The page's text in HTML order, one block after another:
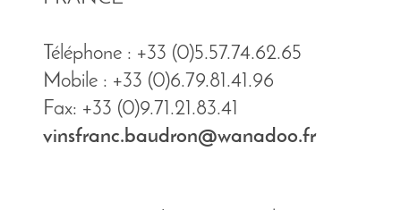
Téléphone : +33 (0)5.57.74.62.65
Mobile : +33 (0)6.79.81.41.96
Fax: +33 (0)9.71.21.83.41
vinsfranc.baudron@wanadoo.fr